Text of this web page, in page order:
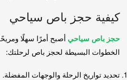
كيفية حجز باص سياحي
حجز باص سياحي أصبح أمرًا سهلًا
الخطوات البسيطة لحجز باص لرحلتك:
تحديد تواريخ الرحلة والوجهات المفضلة.